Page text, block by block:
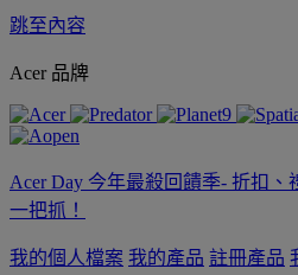
跳至內容
Acer 品牌
Acer Day 今年最殺回饋季- 折扣、
一把抓！
我的個人檔案 我的產品 註冊產品